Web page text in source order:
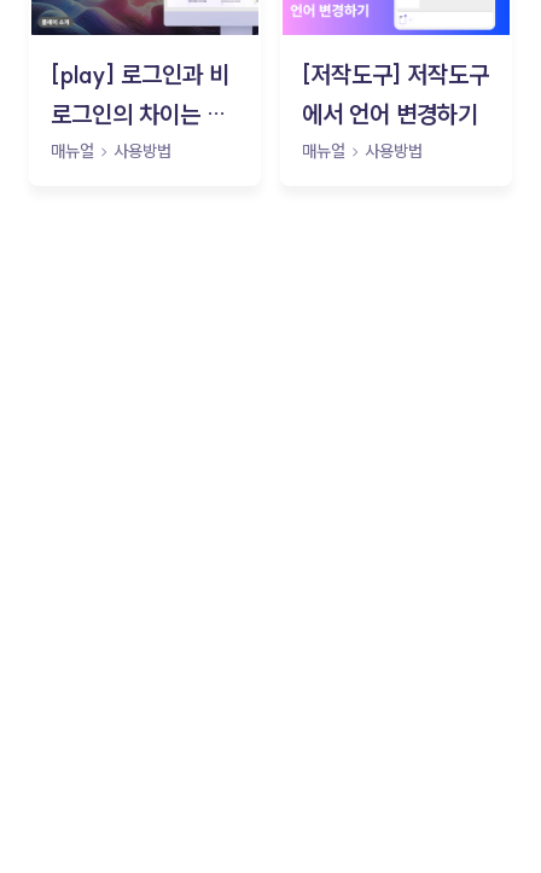
[play] 로그인과 비
로그인의 차이는 무
엇인가요?
매뉴얼 사용방법
[저작도구] 저작도구
에서 언어 변경하기
매뉴얼 사용방법